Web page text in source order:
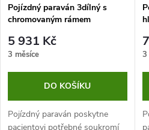
Pojízdný paraván 3dílný s
chromovaným rámem
5 931 Kč
3 měsíce
DO KOŠÍKU
Pojízdný paraván poskytne
pacientovi potřebné soukromí
3